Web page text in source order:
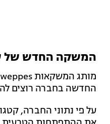
המשקה החדש של
החדשה בחברה רוצים